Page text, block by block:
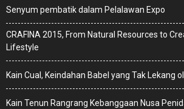
Senyum pembatik dalam Pelalawan Expo
CRAFINA 2015, From Natural Resources to
Lifestyle
Kain Cual, Keindahan Babel yang Tak Lekang
Kain Tenun Rangrang Kebanggaan Nusa